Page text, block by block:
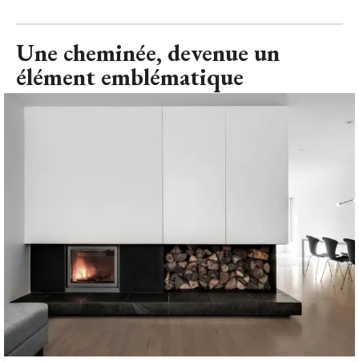
Une cheminée, devenue un
élément emblématique